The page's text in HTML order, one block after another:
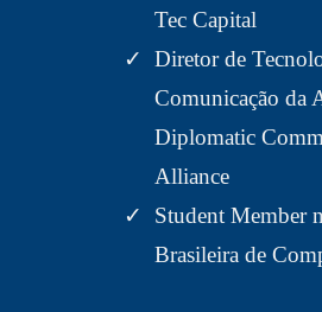
Tec Capital
Diretor de
Comunicação da
Diplomatic
Alliance
Student Member
Brasileira de